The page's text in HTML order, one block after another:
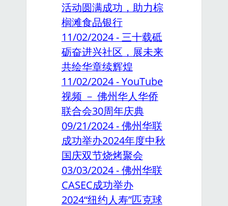
活动圆满成功，助力棕
榈滩食品银行
11/02/2024 - 三十载砥
砺奋进兴社区，展未来
共绘华章续辉煌
11/02/2024 - YouTube
视频 － 佛州华人华侨
联合会30周年庆典
09/21/2024 - 佛州华联
成功举办2024年度中秋
国庆双节烧烤聚会
03/03/2024 - 佛州华联
CASEC成功举办
2024“纽约人寿”匹克球